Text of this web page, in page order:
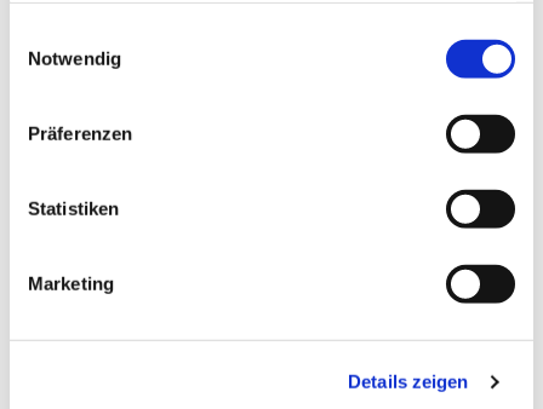
Notwendig
Präferenzen
Statistiken
Marketing
Details zeigen